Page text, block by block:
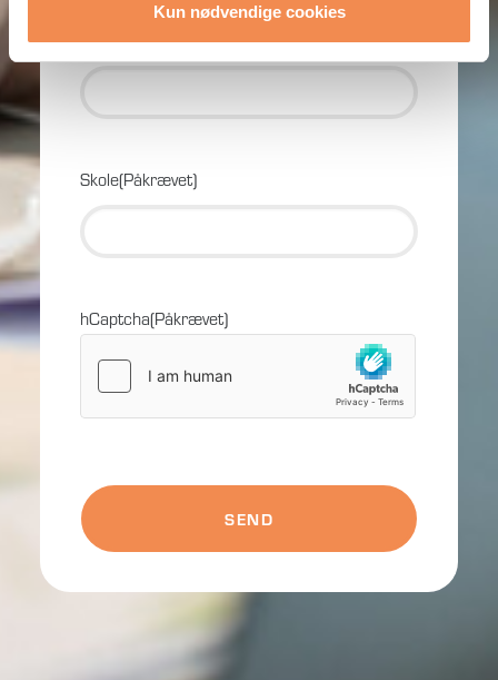
Kun nødvendige cookies
E-mail(Påkrævet)
Skole(Påkrævet)
hCaptcha(Påkrævet)